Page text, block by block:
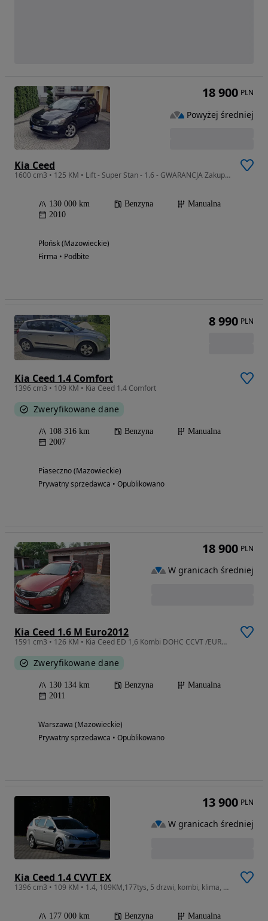
Kia Ceed
1600 cm3 • 125 KM • Lift - Super Stan - 1.6 - GWARANCJA Zakup Door to Door
130 000 km Benzyna
Manualna
2010
Płońsk (Mazowieckie)
Firma • Podbite
18 900 PLN
Powyżej średniej
Kia Ceed 1.4 Comfort
1396 cm3 • 109 KM • Kia Ceed 1.4 Comfort
Zweryfikowane dane
108 316 km Benzyna
Manualna
2007
Piaseczno (Mazowieckie)
Prywatny sprzedawca • Opublikowano
8 990 PLN
Kia Ceed 1.6 M Euro2012
1591 cm3 • 126 KM • Kia Ceed ED 1,6 Kombi DOHC CCVT /EURO 2012
Zweryfikowane dane
130 134 km Benzyna
Manualna
2011
Warszawa (Mazowieckie)
Prywatny sprzedawca • Opublikowano
18 900 PLN
W granicach średniej
Kia Ceed 1.4 CVVT EX
1396 cm3 • 109 KM • 1.4, 109KM,177tys, 5 drzwi, kombi, klima, z DE
177 000 km Benzyna
Manualna
13 900 PLN
W granicach średniej